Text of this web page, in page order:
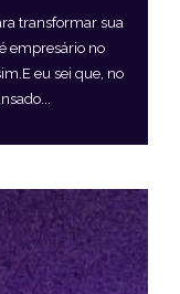
transformar sua
empresário no
eu sei que, no